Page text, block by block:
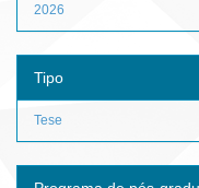
2026
Tipo
Tese